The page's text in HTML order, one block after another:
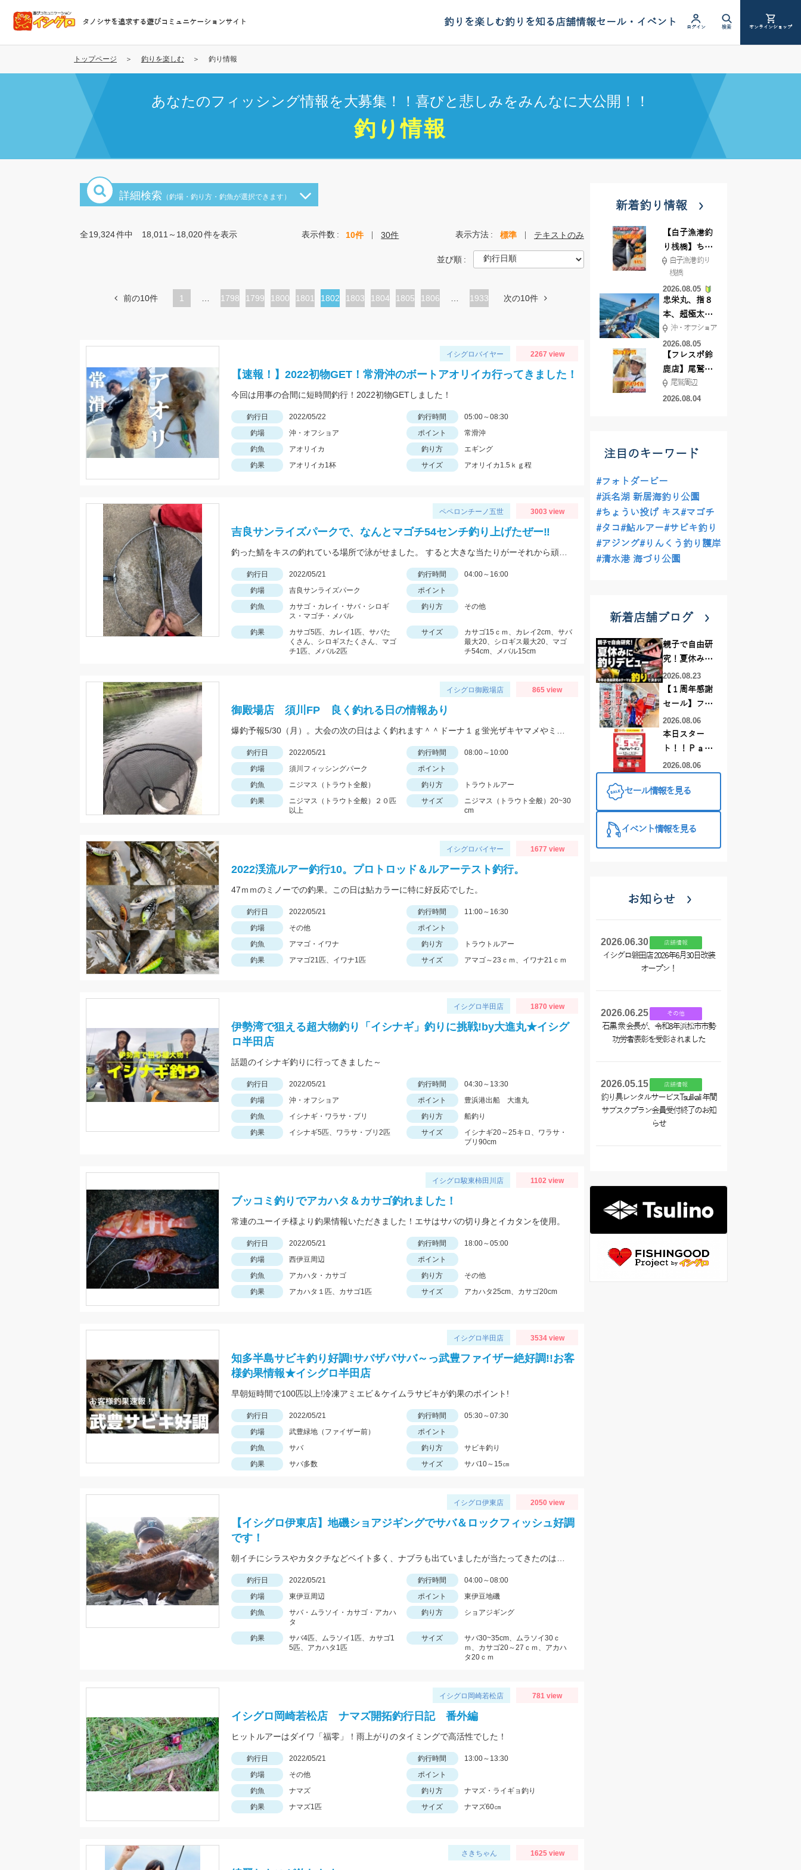
コ
テ
タノシサを追求する遊びコミュニケーションサイト 釣りを楽しむ釣りを知る店舗情報セール・イベント ログイン 検索 オンラインショップ
トップページ 釣りを楽しむ 釣り情報
あなたのフィッシング情報を大募集！！喜びと悲しみをみんなに大公開！！
釣り情報
詳細検索 （釣場・釣り方・釣魚が選択できます）
全19,324件中 18,011～18,020件を表示 表示件数 10件 30件 表示方法 標準 テキストのみ
並び順
前の10件 1
ペ
1798
ペ
1799
ペ
1800
ペ
1801
カ
ペ
1802
ペ
1803
ペ
1804
ペ
1805
ペ
1806 1933 次の10件
イシグロバイヤー 2267 view
【速報！】2022初物GET！常滑沖のボートアオリイカ行ってきました！
今回は用事の合間に短時間釣行！2022初物GETしました！
釣行日 2022/05/22 釣行時間
05:00～08:30
釣場
沖・オフショア ポイント
常滑沖
釣魚
アオリイカ 釣り方
エギング
釣果
アオリイカ1杯 サイズ アオリイカ1.5ｋｇ程
ペペロンチーノ五世 3003 view
吉良サンライズパークで、なんとマゴチ54センチ釣り上げたぜー‼️
釣行日 2022/05/21 釣行時間
04:00～16:00
釣場
吉良サンライズパーク
ポイント
釣魚
カサゴ・カレイ・サバ・シロギ
ス・マゴチ・メバル
釣り方 その他
釣果
カサゴ5匹、カレイ1匹、サバた
くさん、シロギスたくさん、マゴ
チ1匹、メバル2匹
サイズ
カサゴ15ｃｍ、カレイ2cm、サバ
最大20、シロギス最大20、マゴ
チ54cm、メバル15cm
イシグロ御殿場店 865 view
御殿場店 須川FP 良く釣れる日の情報あり
釣行日 2022/05/21 釣行時間
08:00～10:00
釣場
須川フィッシングパーク
ポイント
釣魚
ニジマス（トラウト全般） 釣り方
トラウトルアー
釣果
ニジマス（トラウト全般）２０匹
以上
サイズ
ニジマス（トラウト全般）20~30
cm
イシグロバイヤー 1677 view
2022渓流ルアー釣行10。プロトロッド＆ルアーテスト釣行。
47ｍｍのミノーでの釣果。この日は鮎カラーに特に好反応でした。
釣行日 2022/05/21 釣行時間
11:00～16:30
釣場
その他
ポイント
釣魚
アマゴ・イワナ 釣り方
トラウトルアー
釣果
アマゴ21匹、イワナ1匹 サイズ アマゴ～23ｃｍ、イワナ21ｃｍ
イシグロ半田店 1870 view
伊勢湾で狙える超大物釣り「イシナギ」釣りに挑戦!by大進丸★イシグ
ロ半田店
話題のイシナギ釣りに行ってきました～
釣行日 2022/05/21 釣行時間
04:30～13:30
釣場
沖・オフショア ポイント
豊浜港出船 大進丸
釣魚
イシナギ・ワラサ・ブリ 釣り方
船釣り
釣果
イシナギ5匹、ワラサ・ブリ2匹 サイズ
イシナギ20～25キロ、ワラサ・
ブリ90cm
イシグロ駿東柿田川店 1102 view
ブッコミ釣りでアカハタ＆カサゴ釣れました！
常連のユーイチ様より釣果情報いただきました！エサはサバの切り身とイカタンを使用。
釣行日 2022/05/21 釣行時間
18:00～05:00
釣場
西伊豆周辺
ポイント
釣魚
アカハタ・カサゴ 釣り方
その他
釣果
アカハタ１匹、カサゴ1匹 サイズ アカハタ25cm、カサゴ20cm
イシグロ半田店 3534 view
知多半島サビキ釣り好調!サバザバサバ～っ武豊ファイザー絶好調!!お客
様釣果情報★イシグロ半田店
早朝短時間で100匹以上!冷凍アミエビ＆ケイムラサビキが釣果のポイント!
釣行日 2022/05/21 釣行時間
05:30～07:30
釣場
武豊緑地（ファイザー前）
ポイント
釣魚
サバ 釣り方
サビキ釣り
釣果
サバ多数 サイズ サバ10～15㎝
イシグロ伊東店 2050 view
【イシグロ伊東店】地磯ショアジギングでサバ＆ロックフィッシュ好調
です！
釣行日 2022/05/21 釣行時間
04:00～08:00
釣場
東伊豆周辺 ポイント
東伊豆地磯
釣魚
サバ・ムラソイ・カサゴ・アカハ
タ
釣り方 ショアジギング
釣果
サバ4匹、ムラソイ1匹、カサゴ1
5匹、アカハタ1匹
サイズ
サバ30~35cm、ムラソイ30ｃ
ｍ、カサゴ20～27ｃｍ、アカハ
タ20ｃｍ
イシグロ岡崎若松店 781 view
イシグロ岡崎若松店 ナマズ開拓釣行日記 番外編
ヒットルアーはダイワ「福零」！雨上がりのタイミングで高活性でした！
釣行日 2022/05/21 釣行時間
13:00～13:30
釣場
その他
ポイント
釣魚
ナマズ 釣り方
ナマズ・ライギョ釣り
釣果
ナマズ1匹 サイズ ナマズ60㎝
さきちゃん 1625 view
新着釣り情報
【白子漁港釣
り桟橋】ちょ
い投げ釣りが
絶好調!キスや
ハゼが簡単に
釣れますよ💛
白子漁港 釣り
桟橋
2026.08.05
忠栄丸、指８
本、超極太ド
ラゴン登場！
沖・オフショア
2026.08.05
【フレスポ鈴
鹿店】尾鷲方
面にて夏イカ
エギング!!
尾鷲周辺
2026.08.04
注目のキーワード
#フォトダービー
#浜名湖 新居海釣り公園
#ちょうい投げ キス#マゴチ
#タコ#鮎ルアー#サビキ釣り
#アジング#りんくう釣り護岸
#清水港 海づり公園
新着店舗ブログ
親子で自由研
究！夏休みに
釣りデビュー
2026.08.23
【１周年感謝
セール】フレ
スポ鈴鹿店！
オススメ竿 リ
ールをご紹介
❤買うなら今
がお得です！
2026.08.06
本日スター
ト！！Ｐａｙ
Ｐａｙクーポ
買い物しちゃ
2026.08.06
セール情報を見る
イベント情報を見る
お知らせ
2026.06.30 店舗情報
イシグロ磐田店 2026年6月30日改装
オープン！
2026.06.25 その他
石黒 衆 会長が、令和8年浜松市市勢
功労者表彰を受彰されました
2026.05.15 店舗情報
釣り具レンタルサービスTsulikali 年間
サブスクプラン会員受付終了のお知
らせ